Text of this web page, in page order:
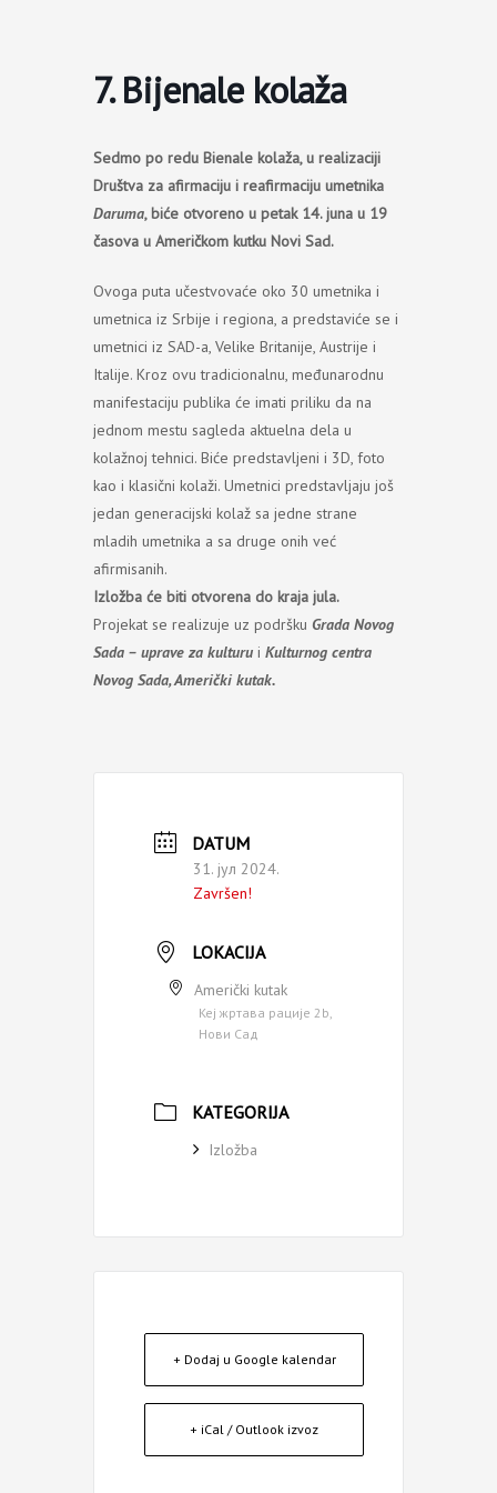
7. Bijenale kolaža
Sedmo po redu Bienale kolaža, u realizaciji
Društva za afirmaciju i reafirmaciju umetnika
Daruma, biće otvoreno u petak 14. juna u 19
časova u Američkom kutku Novi Sad.
Ovoga puta učestvovaće oko 30 umetnika i
umetnica iz Srbije i regiona, a predstaviće se i
umetnici iz SAD-a, Velike Britanije, Austrije i
Italije. Kroz ovu tradicionalnu, međunarodnu
manifestaciju publika će imati priliku da na
jednom mestu sagleda aktuelna dela u
kolažnoj tehnici. Biće predstavljeni i 3D, foto
kao i klasični kolaži. Umetnici predstavljaju još
jedan generacijski kolaž sa jedne strane
mladih umetnika a sa druge onih već
afirmisanih.
Izložba će biti otvorena do kraja jula.
Projekat se realizuje uz podršku Grada Novog
Sada – uprave za kulturu i Kulturnog centra
Novog Sada, Američki kutak.
DATUM
31. јул 2024.
Završen!
LOKACIJA
Američki kutak
Кеј жртава рације 2b,
Нови Сад
KATEGORIJA
Izložba
+ Dodaj u Google kalendar
+ iCal / Outlook izvoz